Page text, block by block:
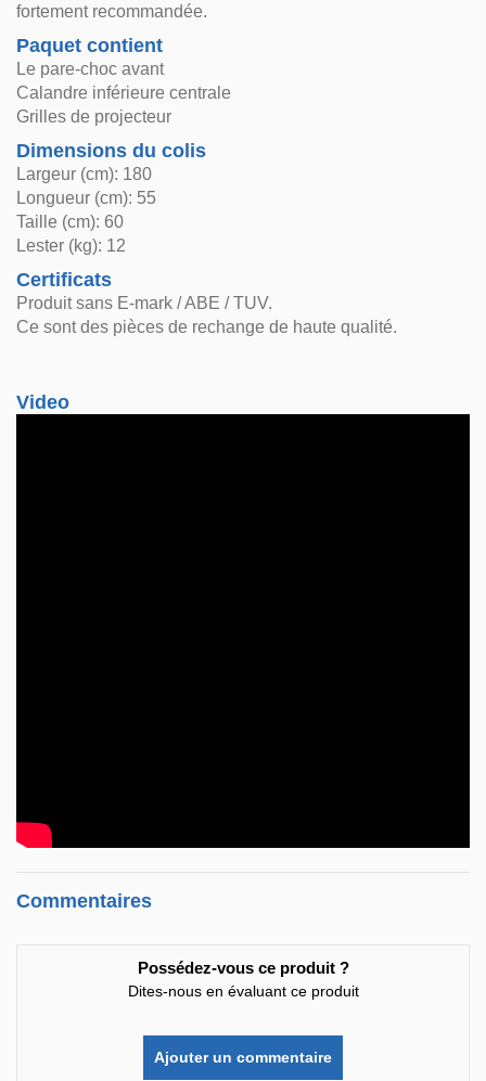
fortement recommandée.
Paquet contient
Le pare-choc avant
Calandre inférieure centrale
Grilles de projecteur
Dimensions du colis
Largeur (cm): 180
Longueur (cm): 55
Taille (cm): 60
Lester (kg): 12
Certificats
Produit sans E-mark / ABE / TUV.
Ce sont des pièces de rechange de haute qualité.
Video
Commentaires
Possédez-vous ce produit ?
Dites-nous en évaluant ce produit
Ajouter un commentaire